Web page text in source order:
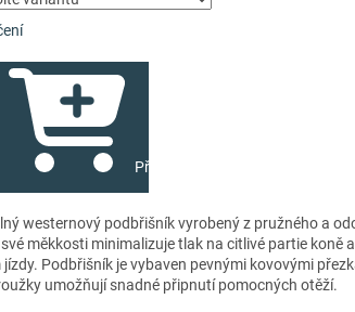
Přidat do košíku
westernový podbřišník vyrobený z pružného a
měkkosti minimalizuje tlak na citlivé partie koně
Podbřišník je vybaven pevnými kovovými
umožňují snadné připnutí pomocných otěží.